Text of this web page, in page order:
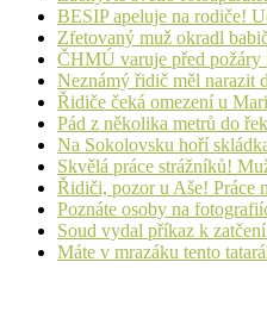
BESIP apeluje na rodiče!
Zfetovaný muž okradl
ČHMÚ varuje před požáry
Neznámý řidič měl narazit
Řidiče čeká omezení u
Pád z několika metrů do
Na Sokolovsku hoří
Skvělá práce strážníků!
Řidiči, pozor u Aše! Práce
Poznáte osoby na
Soud vydal příkaz k
Máte v mrazáku tento